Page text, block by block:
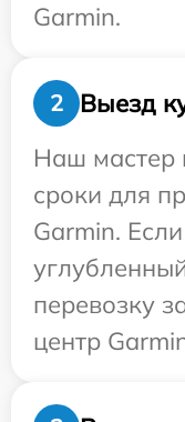
Garmin.
2
Выезд
Наш мастер
сроки для
Garmin.
перевозку
центр